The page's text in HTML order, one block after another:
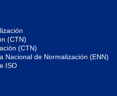
(CTN)
(CTN)
Nacional de Normalización (ENN)
ISO